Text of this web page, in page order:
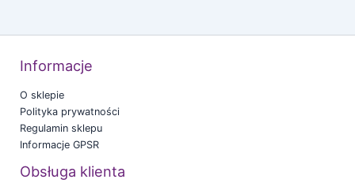
Informacje
O sklepie
Polityka prywatności
Regulamin sklepu
Informacje GPSR
Obsługa klienta